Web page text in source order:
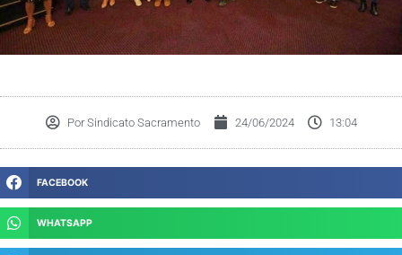
PorSindicato Sacramento 24/06/2024 13:04
FACEBOOK
WHATSAPP